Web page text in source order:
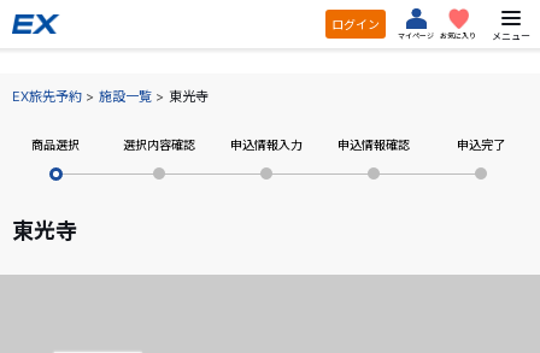
ログイン
マイページ お気に入り メニュー
EX旅先予約 施設一覧 東光寺
商品選択 選択内容確認 申込情報入力 申込情報確認 申込完了
東光寺